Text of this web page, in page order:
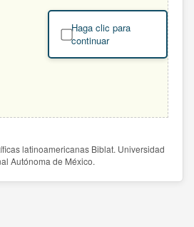
Haga clic para
continuar
latinoamericanas Biblat. Universidad
Autónoma de México.